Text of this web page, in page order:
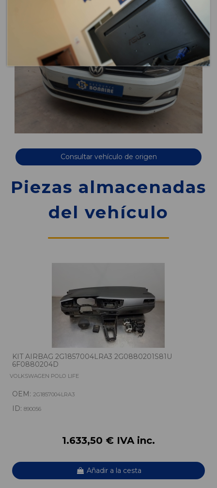
Consultar vehículo de origen
Piezas almacenadas
del vehículo
KIT AIRBAG 2G1857004LRA3 2G0880201S81U
6F0880204D
VOLKSWAGEN POLO LIFE
OEM: 2G1857004LRA3
ID: 890056
1.633,50 € IVA inc.
Añadir a la cesta